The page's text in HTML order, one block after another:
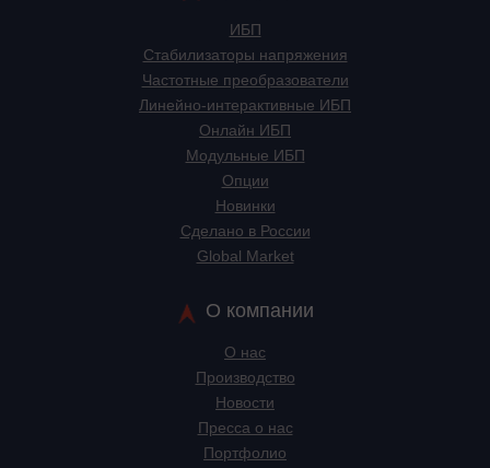
ИБП
Стабилизаторы напряжения
Частотные преобразователи
Линейно-интерактивные ИБП
Онлайн ИБП
Модульные ИБП
Опции
Новинки
Сделано в России
Global Market
О компании
О нас
Производство
Новости
Пресса о нас
Портфолио